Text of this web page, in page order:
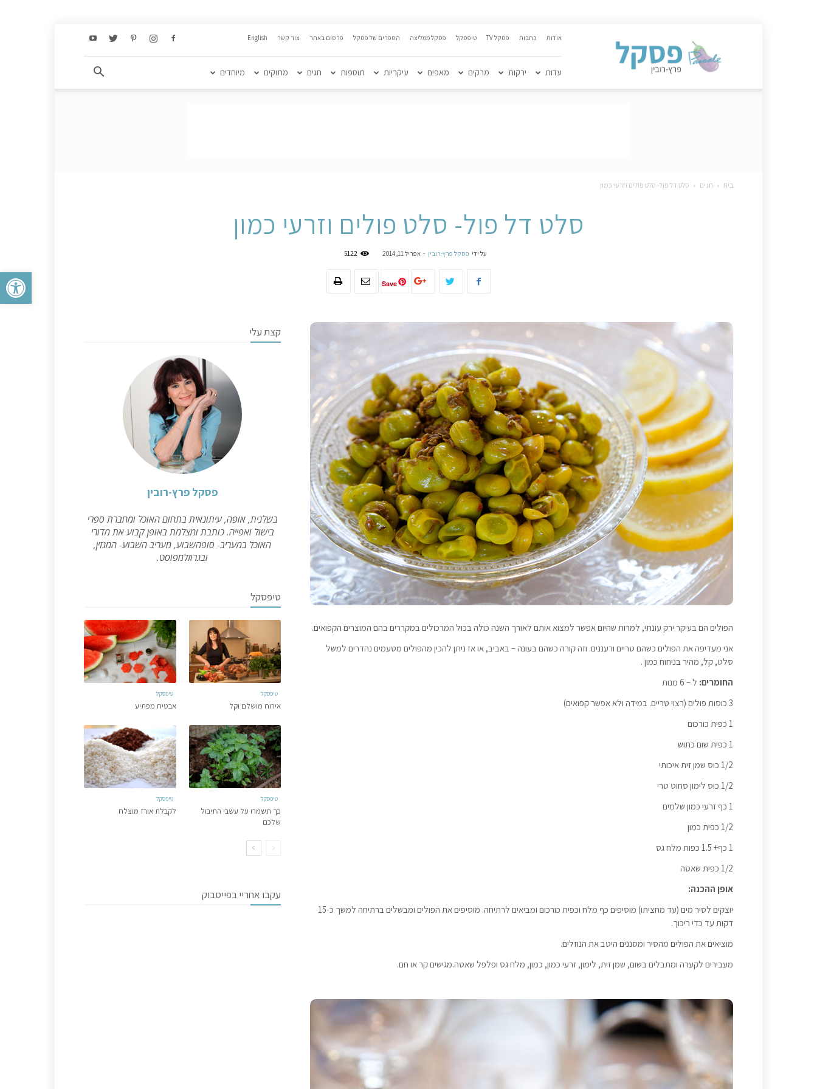
פתח
הקולינרי
פסקל
….
אודות כתבות פסקל TV טיפסקל פסקל ממליצה הספרים של פסקל פרסום באתר צור קשר English
עדות ירקות מרקים מאפים עיקריות תוספות חגים מתוקים מיוחדים
בית חגים סלט דל פול- סלט פולים וזרעי כמון
סלט דל פול- סלט פולים וזרעי כמון
על ידי פסקל פרץ-רובין - אפריל 11, 2014 5122
Save
הפולים הם בעיקר ירק עונתי, למרות שהיום אפשר למצוא אותם לאורך השנה כולה בכול המרכולים במקררים בהם המוצרים הקפואים.
אני מעדיפה את הפולים כשהם טריים ורעננים. וזה קורה כשהם בעונה – באביב, או אז ניתן להכין מהפולים מטעמים נהדרים למשל
סלט, קל, מהיר בניחוח כמון .
החומרים: ל – 6 מנות
3 כוסות פולים (רצוי טריים. במידה ולא אפשר קפואים)
1 כפית כורכום
1 כפית שום כתוש
1/2 כוס שמן זית איכותי
1/2 כוס לימון סחוט טרי
1 כף זרעי כמון שלמים
1/2 כפית כמון
1 כף+ 1.5 כפות מלח גס
1/2 כפית שאטה
אופן ההכנה:
יוצקים לסיר מים (עד מחציתו) מוסיפים כף מלח וכפית כורכום ומביאים לרתיחה. מוסיפים את הפולים ומבשלים ברתיחה למשך כ-15
דקות עד כדי ריכוך.
מוציאים את הפולים מהסיר ומסננים היטב את הנוזלים.
מעבירים לקערה ומתבלים בשום, שמן זית, לימון, זרעי כמון, כמון, מלח גס ופלפל שאטה.מגישים קר או חם.
קצת עלי
פסקל פרץ-רובין
בשלנית, אופה, עיתונאית בתחום האוכל ומחברת ספרי
בישול ואפייה. כותבת ומצלמת באופן קבוע את מדורי
האוכל במעריב- סופהשבוע, מעריב השבוע- המגזין,
ובגרוזלמפוסט.
טיפסקל
טיפסקל
אירוח מושלם וקל
טיפסקל
אבטיח מפתיע
טיפסקל
כך תשמרו על עשבי התיבול
שלכם
טיפסקל
לקבלת אורז מוצלח
עקבו אחריי בפייסבוק